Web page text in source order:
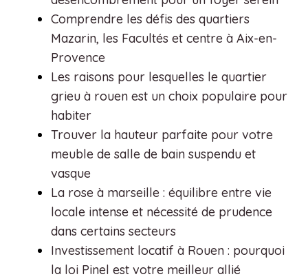
Comprendre les défis des quartiers
Mazarin, les Facultés et centre à Aix-en-
Provence
Les raisons pour lesquelles le quartier
grieu à rouen est un choix populaire pour
habiter
Trouver la hauteur parfaite pour votre
meuble de salle de bain suspendu et
vasque
La rose à marseille : équilibre entre vie
locale intense et nécessité de prudence
dans certains secteurs
Investissement locatif à Rouen : pourquoi
la loi Pinel est votre meilleur allié